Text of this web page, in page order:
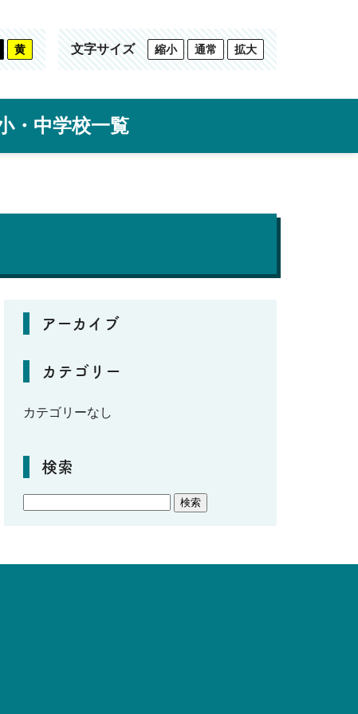
黄 文字サイズ 縮小 通常 拡大
・中学校一覧
アーカイブ
カテゴリー
カテゴリーなし
検索